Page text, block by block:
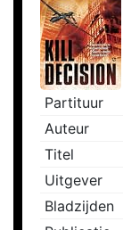
Partituur
Auteur
Titel
Uitgever
Bladzijden